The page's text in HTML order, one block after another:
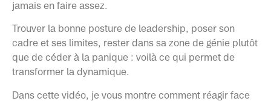
jamais en faire assez.
Trouver la bonne posture de leadership, poser son
cadre et ses limites, rester dans sa zone de génie plutôt
que de céder à la panique : voilà ce qui permet de
transformer la dynamique.
Dans cette vidéo, je vous montre comment réagir face